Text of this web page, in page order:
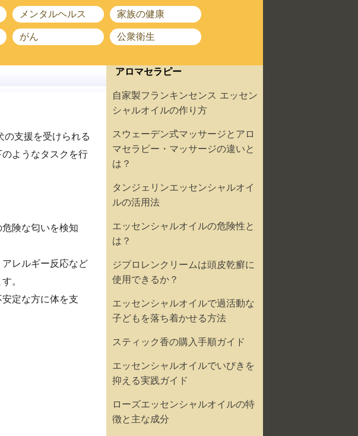
メンタルヘルス
家族の健康
がん 公衆衛生
の支援を受けられる
ようなタスクを行
危険な匂いを検知
アレルギー反応など
。
安定な方に体を支
アロマセラピー
自家製フランキンセンス エッセン
シャルオイルの作り方
スウェーデン式マッサージとアロ
マセラピー・マッサージの違いと
は？
タンジェリンエッセンシャルオイ
ルの活用法
エッセンシャルオイルの危険性と
は？
ジプロレンクリームは頭皮乾癬に
使用できるか？
エッセンシャルオイルで過活動な
子どもを落ち着かせる方法
スティック香の購入手順ガイド
エッセンシャルオイルでいびきを
抑える実践ガイド
ローズエッセンシャルオイルの特
徴と主な成分